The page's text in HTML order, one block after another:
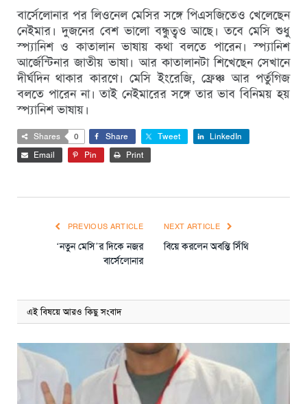
বার্সেলোনার পর লিওনেল মেসির সঙ্গে পিএসজিতেও খেলেছেন
নেইমার। দুজনের বেশ ভালো বন্ধুত্বও আছে। তবে মেসি শুধু
স্প্যানিশ ও কাতালান ভাষায় কথা বলতে পারেন। স্প্যানিশ
আর্জেন্টিনার জাতীয় ভাষা। আর কাতালানটা শিখেছেন সেখানে
দীর্ঘদিন থাকার কারণে। মেসি ইংরেজি, ফ্রেঞ্চ আর পর্তুগিজ
বলতে পারেন না। তাই নেইমারের সঙ্গে তার ভাব বিনিময় হয়
স্প্যানিশ ভাষায়।
Shares 0 Share Tweet
LinkedIn
Email
Pin Print
PREVIOUS ARTICLE
‘নতুন মেসি’র দিকে নজর
বার্সেলোনার
NEXT ARTICLE
বিয়ে করলেন অবন্তি সিঁথি
এই বিষয়ে আরও কিছু সংবাদ